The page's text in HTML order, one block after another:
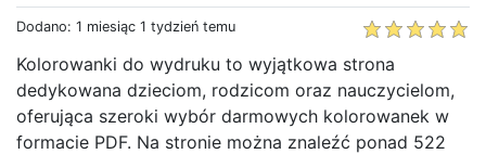
Dodano: 1 miesiąc 1 tydzień temu
Kolorowanki do wydruku to wyjątkowa strona
dedykowana dzieciom, rodzicom oraz nauczycielom,
oferująca szeroki wybór darmowych kolorowanek w
formacie PDF. Na stronie można znaleźć ponad 522